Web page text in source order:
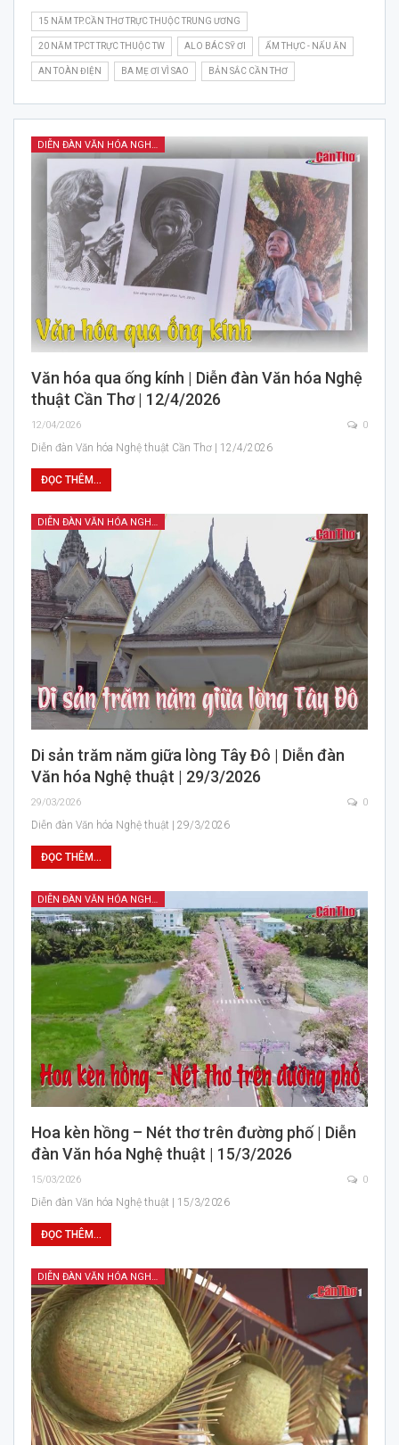
15 NĂM TP.CẦN THƠ TRỰC THUỘC TRUNG ƯƠNG
20 NĂM TPCT TRỰC THUỘC TW ALO BÁC SỸ ƠI ẨM THỰC - NẤU ĂN
AN TOÀN ĐIỆN BA MẸ ƠI VÌ SAO BẢN SẮC CẦN THƠ
DIỄN ĐÀN VĂN HÓA NGHỆ THUẬT
Văn hóa qua ống kính | Diễn đàn Văn hóa Nghệ
thuật Cần Thơ | 12/4/2026
12/04/2026 0
Diễn đàn Văn hóa Nghệ thuật Cần Thơ | 12/4/2026
ĐỌC THÊM...
DIỄN ĐÀN VĂN HÓA NGHỆ THUẬT
Di sản trăm năm giữa lòng Tây Đô | Diễn đàn
Văn hóa Nghệ thuật | 29/3/2026
29/03/2026 0
Diễn đàn Văn hóa Nghệ thuật | 29/3/2026
ĐỌC THÊM...
DIỄN ĐÀN VĂN HÓA NGHỆ THUẬT
Hoa kèn hồng – Nét thơ trên đường phố | Diễn
đàn Văn hóa Nghệ thuật | 15/3/2026
15/03/2026 0
Diễn đàn Văn hóa Nghệ thuật | 15/3/2026
ĐỌC THÊM...
DIỄN ĐÀN VĂN HÓA NGHỆ THUẬT